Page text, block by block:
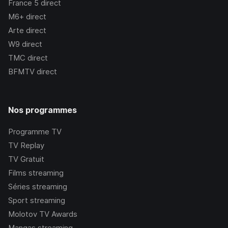
France 5 direct
M6+ direct
Arte direct
W9 direct
TMC direct
BFMTV direct
Nos programmes
Programme TV
TV Replay
TV Gratuit
Films streaming
Séries streaming
Sport streaming
Molotov TV Awards